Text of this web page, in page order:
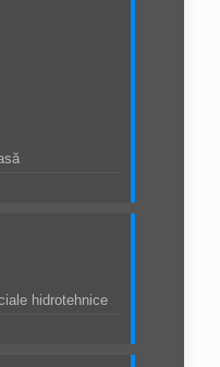
hidrotehnice